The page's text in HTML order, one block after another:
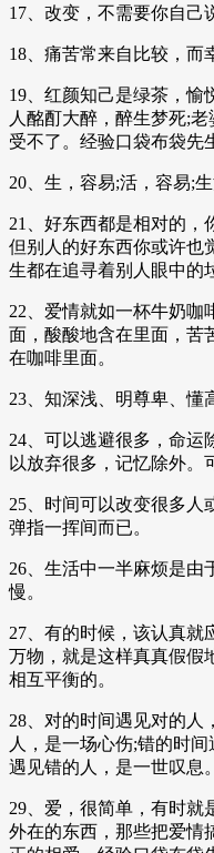
17、改变，不需要你自己
18、痛苦常来自比较，而
19、红颜知己是绿茶，愉
人酩酊大醉，醉生梦死;
受不了。经验口袋布袋先
20、生，容易;活，容易;
21、好东西都是相对的，
但别人的好东西你或许也
生都在追寻着别人眼中的
22、爱情就如一杯牛奶咖
面，酸酸地含在里面，苦
在咖啡里面。
23、知深浅、明尊卑、懂
24、可以逃避很多，命运
以放弃很多，记忆除外。
25、时间可以改变很多人
弹指一挥间而已。
26、生活中一半麻烦是由
慢。
27、有的时候，该认真就
万物，就是这样真真假假
相互平衡的。
28、对的时间遇见对的人
人，是一场心伤;错的时
遇见错的人，是一世叹息。
29、爱，很简单，有时就
外在的东西，那些把爱情